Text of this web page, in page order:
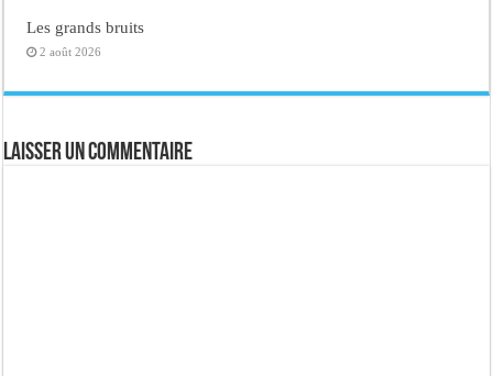
Les grands bruits
2 août 2026
Laisser un commentaire